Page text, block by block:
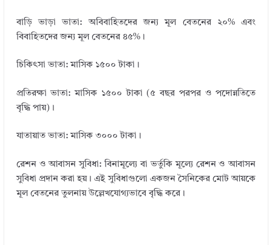
বাড়ি ভাড়া ভাতা: অবিবাহিতদের জন্য মূল বেতনের ২০% এবং
বিবাহিতদের জন্য মূল বেতনের ৪৫%।
চিকিৎসা ভাতা: মাসিক ১৫০০ টাকা।
প্রতিরক্ষা ভাতা: মাসিক ১৫০০ টাকা (৫ বছর পরপর ও পদোন্নতিতে
বৃদ্ধি পায়)।
যাতায়াত ভাতা: মাসিক ৩০০০ টাকা।
রেশন ও আবাসন সুবিধা: বিনামূল্যে বা ভর্তুকি মূল্যে রেশন ও আবাসন
সুবিধা প্রদান করা হয়। এই সুবিধাগুলো একজন সৈনিকের মোট আয়কে
মূল বেতনের তুলনায় উল্লেখযোগ্যভাবে বৃদ্ধি করে।